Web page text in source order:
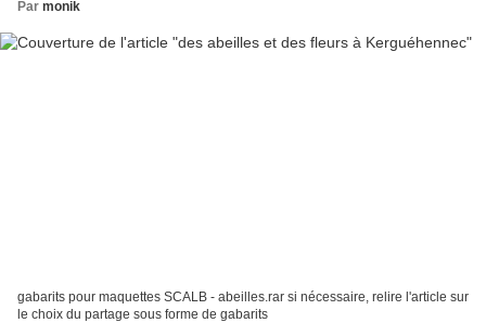
Par monik
gabarits pour maquettes SCALB - abeilles.rar si nécessaire, relire l'article sur
le choix du partage sous forme de gabarits